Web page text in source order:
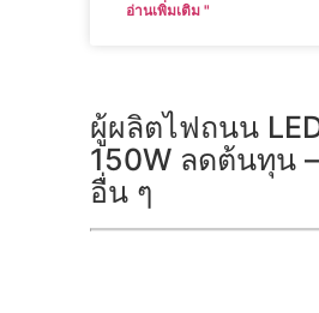
อ่านเพิ่มเติม "
ผู้ผลิตไฟถนน
150W ลดต้นทุน
อื่น ๆ